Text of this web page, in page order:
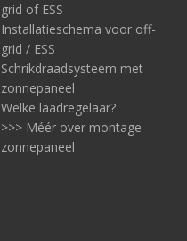
grid of ESS
Installatieschema voor off-
grid / ESS
Schrikdraadsysteem met
zonnepaneel
Welke laadregelaar?
>>> Méér over montage
zonnepaneel